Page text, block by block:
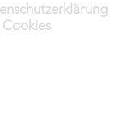
Cookies